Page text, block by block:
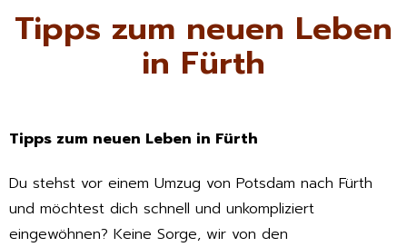
Tipps zum neuen Leben
in Fürth
Tipps zum neuen Leben in Fürth
Du stehst vor einem Umzug von Potsdam nach Fürth
und möchtest dich schnell und unkompliziert
eingewöhnen? Keine Sorge, wir von den